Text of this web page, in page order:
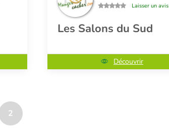
Laisser un avis
Les Salons du Sud
Découvrir
2